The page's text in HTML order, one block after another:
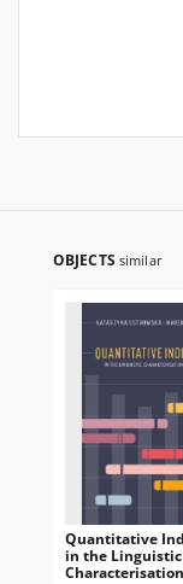
OBJECTS similar
Quantitative
in the Linguistic